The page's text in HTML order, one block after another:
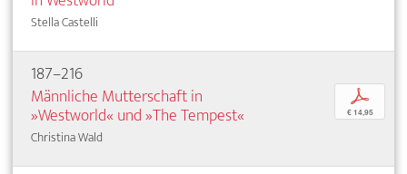
Stella Castelli
187–216
Männliche Mutterschaft in
»Westworld« und »The Tempest«
Christina Wald
p
€ 14,95